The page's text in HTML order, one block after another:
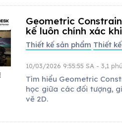
Geometric
kế luôn chính xác
Thiết kế sản phẩm Thiết
10/03/2026 9:55:55 SA - 3,1
Tìm hiểu Geometric
học giữa các đối tượng,
vẽ 2D.